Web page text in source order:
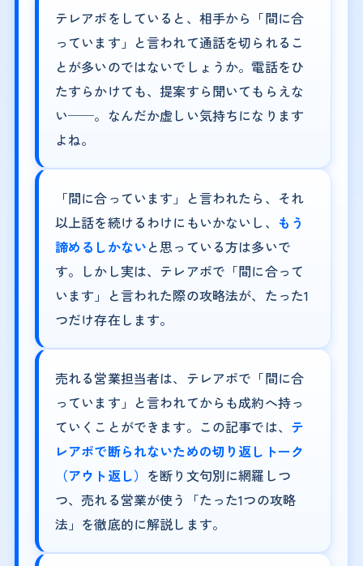
テレアポをしていると、相手から「間に合
っています」と言われて通話を切られるこ
とが多いのではないでしょうか。電話をひ
たすらかけても、提案すら聞いてもらえな
い──。なんだか虚しい気持ちになります
よね。
「間に合っています」と言われたら、それ
以上話を続けるわけにもいかないし、 もう
諦めるしかないと思っている方は多いで
す。しかし実は、テレアポで「間に合って
います」と言われた際の攻略法が、たった1
つだけ存在します。
売れる営業担当者は、テレアポで「間に合
っています」と言われてからも成約へ持っ
ていくことができます。この記事では、 テ
レアポで断られないための切り返しトーク
（アウト返し） を断り文句別に網羅しつ
つ、売れる営業が使う「たった1つの攻略
法」を徹底的に解説します。